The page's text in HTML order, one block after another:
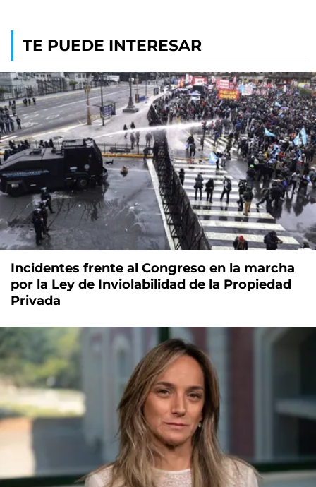
TE PUEDE INTERESAR
Incidentes frente al Congreso en la marcha
por la Ley de Inviolabilidad de la Propiedad
Privada